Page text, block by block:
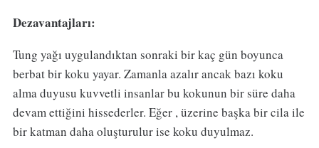
Dezavantajları:
Tung yağı uygulandıktan sonraki bir kaç gün boyunca
berbat bir koku yayar. Zamanla azalır ancak bazı koku
alma duyusu kuvvetli insanlar bu kokunun bir süre daha
devam ettiğini hissederler. Eğer , üzerine başka bir cila ile
bir katman daha oluşturulur ise koku duyulmaz.